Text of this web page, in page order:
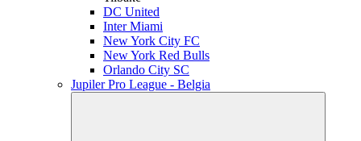
DC United
Inter Miami
New York City FC
New York Red Bulls
Orlando City SC
Jupiler Pro League - Belgia